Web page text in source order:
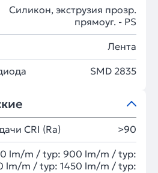
Силикон, экструзия прозр.
прямоуг. - PS
Лента
SMD 2835
CRI (Ra) >90
lm/m / typ: 900 lm/m / typ:
lm/m / typ: 1450 lm/m / typ: